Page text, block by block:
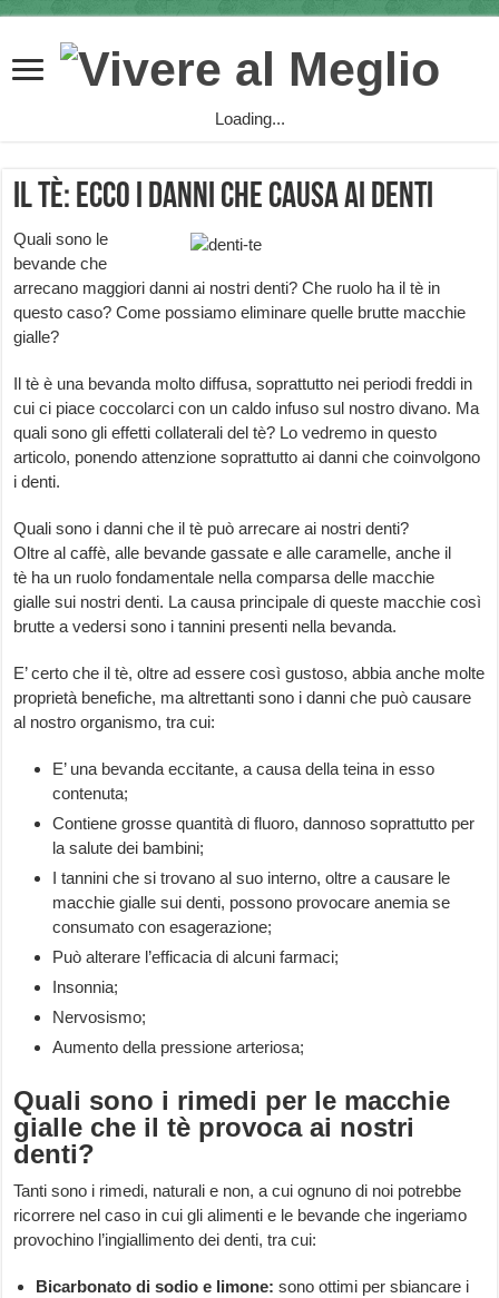
Loading...
Il tè: ecco i danni che causa ai denti
Quali sono le
bevande che
arrecano maggiori danni ai nostri denti? Che ruolo ha il tè in
questo caso? Come possiamo eliminare quelle brutte macchie
gialle?
Il tè è una bevanda molto diffusa, soprattutto nei periodi freddi in
cui ci piace coccolarci con un caldo infuso sul nostro divano. Ma
quali sono gli effetti collaterali del tè? Lo vedremo in questo
articolo, ponendo attenzione soprattutto ai danni che coinvolgono
i denti.
Quali sono i danni che il tè può arrecare ai nostri denti?
Oltre al caffè, alle bevande gassate e alle caramelle, anche il
tè ha un ruolo fondamentale nella comparsa delle macchie
gialle sui nostri denti. La causa principale di queste macchie così
brutte a vedersi sono i tannini presenti nella bevanda.
E’ certo che il tè, oltre ad essere così gustoso, abbia anche molte
proprietà benefiche, ma altrettanti sono i danni che può causare
al nostro organismo, tra cui:
E’ una bevanda eccitante, a causa della teina in esso
contenuta;
Contiene grosse quantità di fluoro, dannoso soprattutto per
la salute dei bambini;
I tannini che si trovano al suo interno, oltre a causare le
macchie gialle sui denti, possono provocare anemia se
consumato con esagerazione;
Può alterare l’efficacia di alcuni farmaci;
Insonnia;
Nervosismo;
Aumento della pressione arteriosa;
Quali sono i rimedi per le macchie
gialle che il tè provoca ai nostri
denti?
Tanti sono i rimedi, naturali e non, a cui ognuno di noi potrebbe
ricorrere nel caso in cui gli alimenti e le bevande che ingeriamo
provochino l’ingiallimento dei denti, tra cui:
Bicarbonato di sodio e limone: sono ottimi per sbiancare i